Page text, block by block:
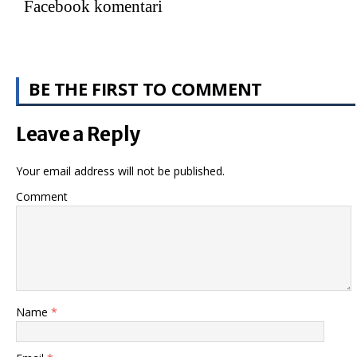
Facebook komentari
BE THE FIRST TO COMMENT
Leave a Reply
Your email address will not be published.
Comment
Name *